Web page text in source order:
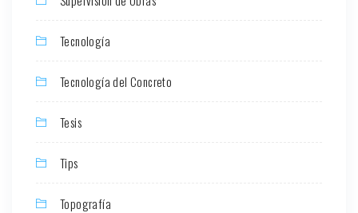
Tecnología
Tecnología del Concreto
Tesis
Tips
Topografía